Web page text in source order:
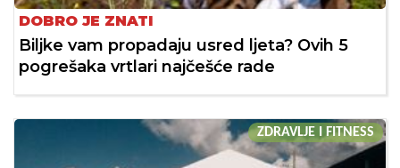
DOBRO JE ZNATI
Biljke vam propadaju usred ljeta? Ovih 5
pogrešaka vrtlari najčešće rade
ZDRAVLJE I FITNESS